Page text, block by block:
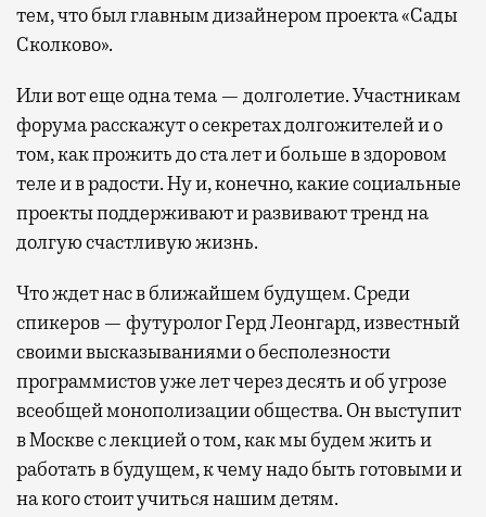
тем, что был главным дизайнером проекта «Сады
Сколково».
Или вот еще одна тема — долголетие. Участникам
форума расскажут о секретах долгожителей и о
том, как прожить до ста лет и больше в здоровом
теле и в радости. Ну и, конечно, какие социальные
проекты поддерживают и развивают тренд на
долгую счастливую жизнь.
Что ждет нас в ближайшем будущем. Среди
спикеров — футуролог Герд Леонгард, известный
своими высказываниями о бесполезности
программистов уже лет через десять и об угрозе
всеобщей монополизации общества. Он выступит
в Москве с лекцией о том, как мы будем жить и
работать в будущем, к чему надо быть готовыми и
на кого стоит учиться нашим детям.